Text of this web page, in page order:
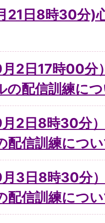
21日8時30分)
月2日17時00
の配信訓練に
月2日8時30分
配信訓練につ
月3日8時30分
配信訓練につ